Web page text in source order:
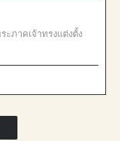
ภาคเจ้าทรงแต่งตั้ง